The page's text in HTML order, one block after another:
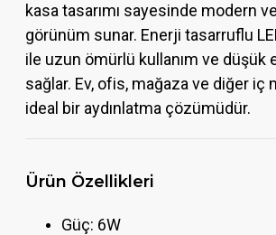
kasa tasarımı sayesinde modern
görünüm sunar. Enerji tasarruflu
ile uzun ömürlü kullanım ve düşük
sağlar. Ev, ofis, mağaza ve diğer iç
ideal bir aydınlatma çözümüdür.
Ürün Özellikleri
Güç: 6W